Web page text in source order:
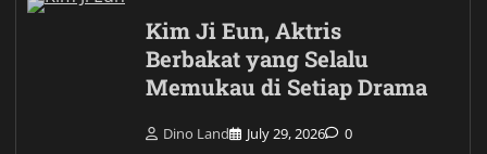
Kim Ji Eun, Aktris
Berbakat yang Selalu
Memukau di Setiap Drama
Dino Land July 29, 2026 0